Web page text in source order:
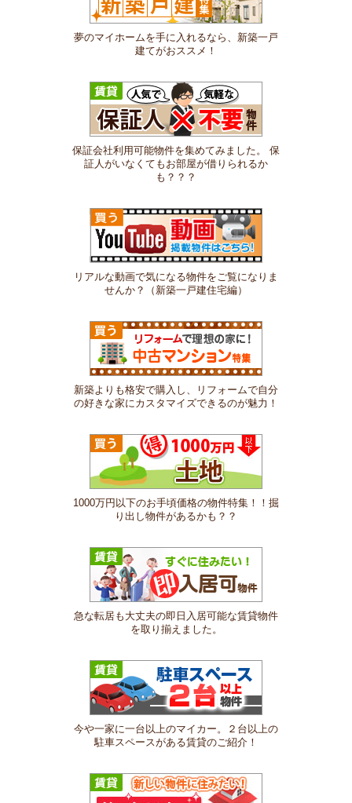
夢のマイホームを手に入れるなら、新築一戸
建てがおススメ！
保証会社利用可能物件を集めてみました。 保
証人がいなくてもお部屋が借りられるか
も？？？
リアルな動画で気になる物件をご覧になりま
せんか？（新築一戸建住宅編）
新築よりも格安で購入し、リフォームで自分
の好きな家にカスタマイズできるのが魅力！
1000万円以下のお手頃価格の物件特集！！掘
り出し物件があるかも？？
急な転居も大丈夫の即日入居可能な賃貸物件
を取り揃えました。
今や一家に一台以上のマイカー。２台以上の
駐車スペースがある賃貸のご紹介！